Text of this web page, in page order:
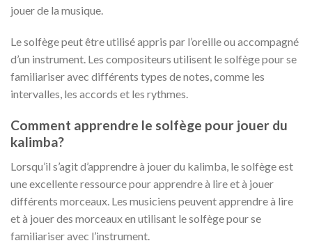
jouer de la musique.
Le solfège peut être utilisé appris par l’oreille ou accompagné
d’un instrument. Les compositeurs utilisent le solfège pour se
familiariser avec différents types de notes, comme les
intervalles, les accords et les rythmes.
Comment apprendre le solfège pour jouer du
kalimba?
Lorsqu’il s’agit d’apprendre à jouer du kalimba, le solfège est
une excellente ressource pour apprendre à lire et à jouer
différents morceaux. Les musiciens peuvent apprendre à lire
et à jouer des morceaux en utilisant le solfège pour se
familiariser avec l’instrument.